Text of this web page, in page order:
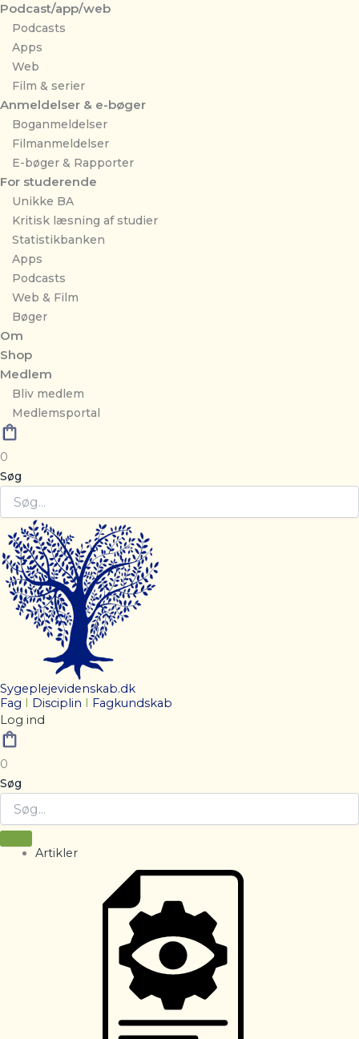
Podcast/app/web
Podcasts
Apps
Web
Film & serier
Anmeldelser & e-bøger
Boganmeldelser
Filmanmeldelser
E-bøger & Rapporter
For studerende
Unikke BA
Kritisk læsning af studier
Statistikbanken
Apps
Podcasts
Web & Film
Bøger
Om
Shop
Medlem
Bliv medlem
Medlemsportal
0
Søg
Sygeplejevidenskab.dk
Fag
Disciplin
Fagkundskab
Log ind
0
Søg
Artikler